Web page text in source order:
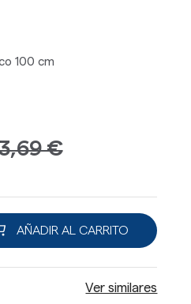
100 cm
€
AÑADIR AL CARRITO
Ver similares